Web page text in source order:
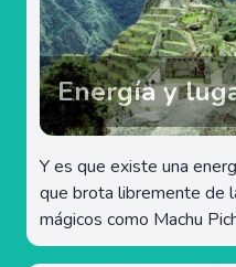
Energía y
Y es que existe una
que brota libremente de
mágicos como Machu